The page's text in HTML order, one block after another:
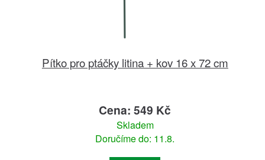
Pítko pro ptáčky litina + kov 16 x 72 cm
Cena: 549 Kč
Skladem
Doručíme do: 11.8.